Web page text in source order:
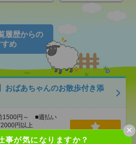
事が気になりますか？
×
履歴からの
すめ
おばあちゃんのお散歩付き添
1500円～ ■週払い
円以上
気になる！